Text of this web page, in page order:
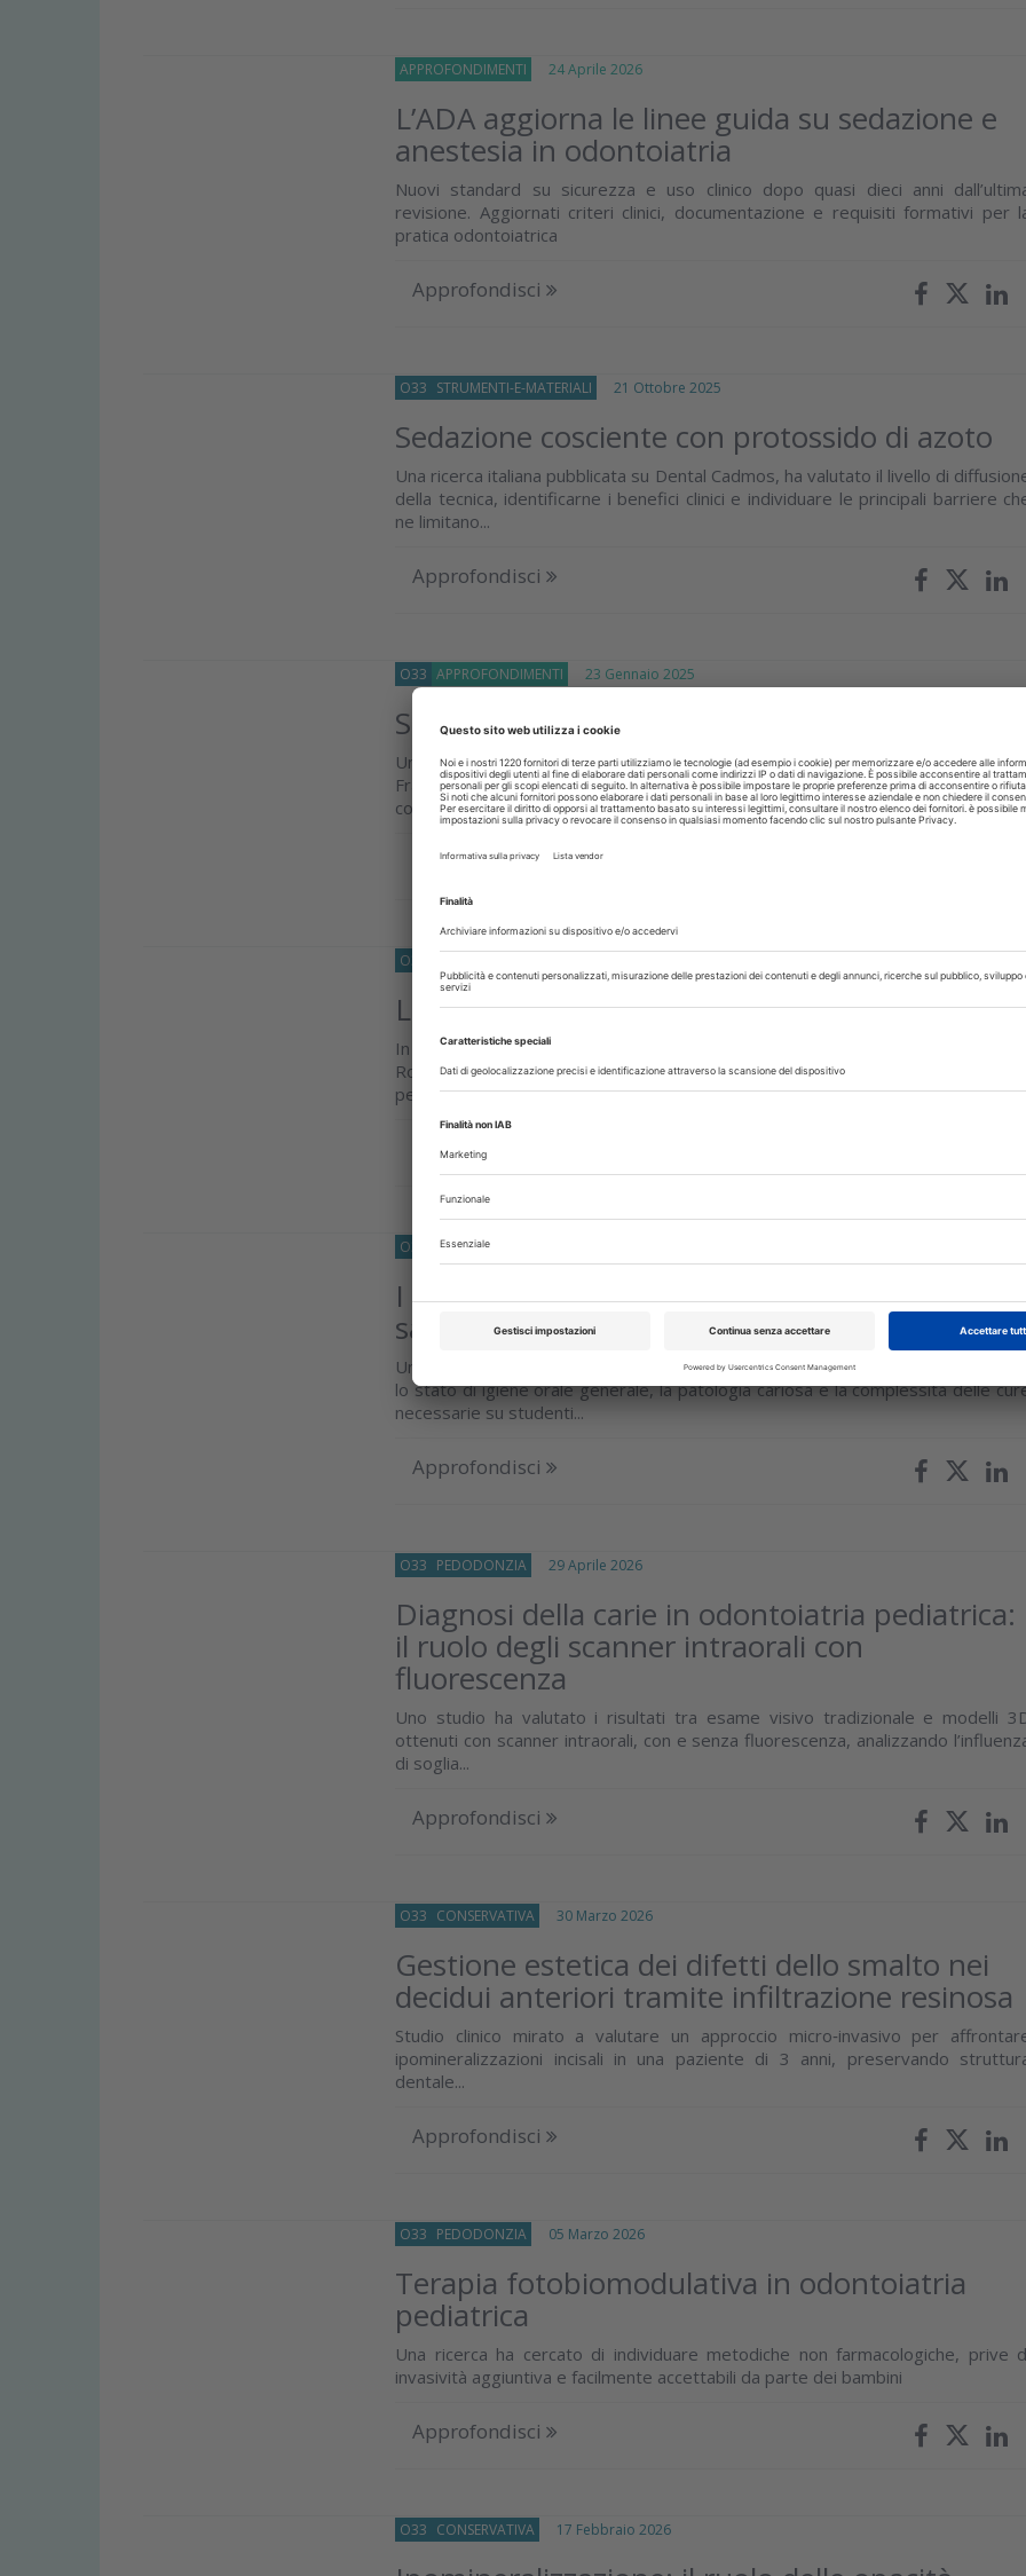
APPROFONDIMENTI 24 Aprile 2026
L’ADA aggiorna le linee guida su sedazione e
anestesia in odontoiatria
Nuovi standard su sicurezza e uso clinico dopo quasi dieci anni
revisione. Aggiornati criteri clinici, documentazione e requisiti formativi per
pratica odontoiatrica
Approfondisci
O33 STRUMENTI-E-MATERIALI 21 Ottobre 2025
Sedazione cosciente con protossido di azoto
Una ricerca italiana pubblicata su Dental Cadmos, ha valutato il livello di
della tecnica, identificarne i benefici clinici e individuare le principali barriere
ne limitano...
Approfondisci
O33 APPROFONDIMENTI 23 Gennaio 2025
Sedazione: gli aspetti legali e deontologici
Un Lavoro pubblicato su Dental Cadmos dei dottori Stefano Argenton
Francesco Rossani analizzano la sedazione dal punto di vista dell’anamnesi,
consenso informato e del...
Approfondisci
O33
La sedazione etica nello studio odontoiatrico
In un Lavoro pubblicato su Dental Cadmos, Stefano Argenton e
Rossani esplorano la tematica, proponendo un innovativo workflow
per migliorare la gestione...
Approfondisci
O33 PEDODONZIA
I primi molari permanenti come indicatori di
salute orale nel paziente pediatrico
Una ricerca ha esplorato le correlazioni tra l'accumulo di placca sui solchi
lo stato di igiene orale generale, la patologia cariosa e la complessità delle
necessarie su studenti...
Approfondisci
O33 PEDODONZIA 29 Aprile 2026
Diagnosi della carie in odontoiatria pediatrica:
il ruolo degli scanner intraorali con
fluorescenza
Uno studio ha valutato i risultati tra esame visivo tradizionale e modelli
ottenuti con scanner intraorali, con e senza fluorescenza, analizzando
di soglia...
Approfondisci
O33 CONSERVATIVA 30 Marzo 2026
Gestione estetica dei difetti dello smalto nei
decidui anteriori tramite infiltrazione resinosa
Studio clinico mirato a valutare un approccio micro‑invasivo per
ipomineralizzazioni incisali in una paziente di 3 anni, preservando
dentale...
Approfondisci
O33 PEDODONZIA 05 Marzo 2026
Terapia fotobiomodulativa in odontoiatria
pediatrica
Una ricerca ha cercato di individuare metodiche non farmacologiche, prive
invasività aggiuntiva e facilmente accettabili da parte dei bambini
Approfondisci
O33 CONSERVATIVA 17 Febbraio 2026